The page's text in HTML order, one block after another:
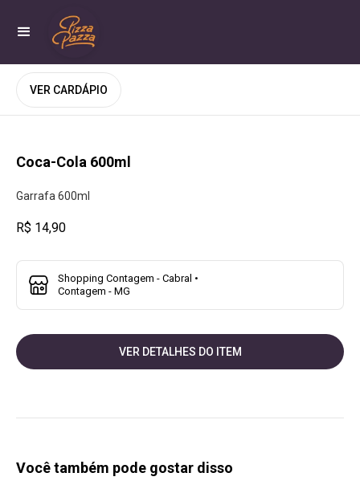
VER CARDÁPIO
Coca-Cola 600ml
Garrafa 600ml
R$ 14,90
Shopping Contagem - Cabral •
Contagem - MG
VER DETALHES DO ITEM
Você também pode gostar disso